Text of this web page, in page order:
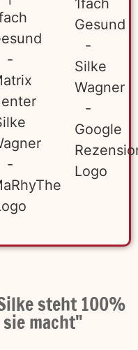
steht 100%
macht"